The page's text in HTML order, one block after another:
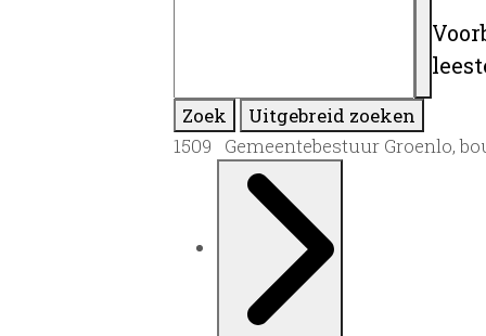
Zoek
Uitgebreid zoeken
1509 Gemeentebestuur Groenlo,